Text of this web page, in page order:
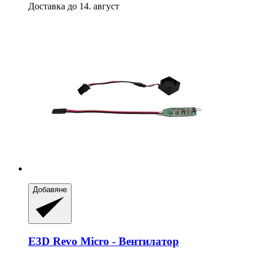
Доставка до 14. август
Добавяне
E3D Revo Micro -​ Вентилатор